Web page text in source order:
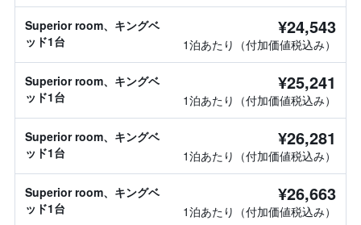
Superior room、キングベ
ッド1台
¥24,543
1泊あたり（付加価値税込み）
Superior room、キングベ
ッド1台
¥25,241
1泊あたり（付加価値税込み）
Superior room、キングベ
ッド1台
¥26,281
1泊あたり（付加価値税込み）
Superior room、キングベ
ッド1台
¥26,663
1泊あたり（付加価値税込み）